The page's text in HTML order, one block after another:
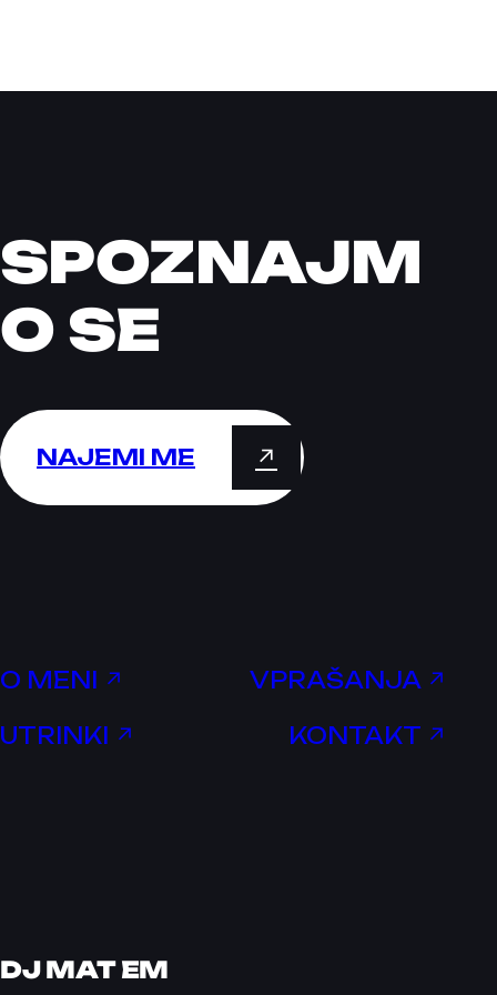
SPOZNAJM
O SE
NAJEMI ME ↗
O MENI ↗
VPRAŠANJA ↗
UTRINKI ↗
KONTAKT ↗
DJ MAT EM